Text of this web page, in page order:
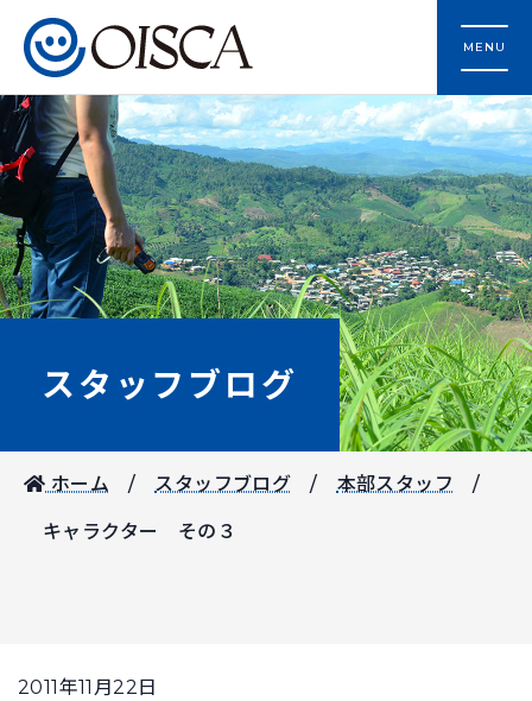
MENU
スタッフブログ
ホーム スタッフブログ 本部スタッフ
キャラクター その３
2011年11月22日